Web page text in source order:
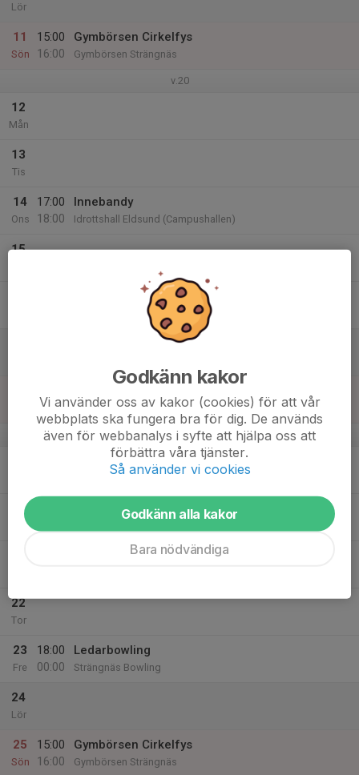
Lör
11
Sön
15:00
16:00
Gymbörsen Cirkelfys
Gymbörsen Strängnäs
v.20
12
Mån
13
Tis
14
Ons
17:00
18:00
Innebandy
Idrottshall Eldsund (Campushallen)
15
16:00
Gymbörsen Strängnäs
v.21
20
Innebandy
22
Tor
23
Fre
18:00
00:00
Ledarbowling
Strängnäs Bowling
24
Lör
25
Sön
15:00
16:00
Gymbörsen Cirkelfys
Gymbörsen Strängnäs
Godkänn kakor
Vi använder oss av kakor (cookies) för att vår
webbplats ska fungera bra för dig. De används
även för webbanalys i syfte att hjälpa oss att
förbättra våra tjänster.
Så använder vi cookies
Godkänn alla kakor
Bara nödvändiga